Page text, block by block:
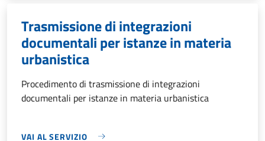
Trasmissione di integrazioni
documentali per istanze in materia
urbanistica
Procedimento di trasmissione di integrazioni
documentali per istanze in materia urbanistica
VAI AL SERVIZIO